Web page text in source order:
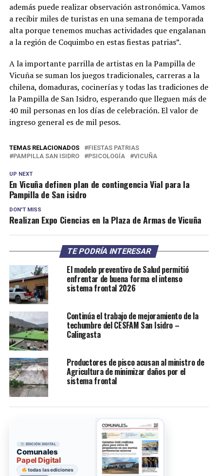
además puede realizar observación astronómica. Vamos
a recibir miles de turistas en una semana de temporada
alta porque tenemos muchas actividades que engalanan
a la región de Coquimbo en estas fiestas patrias”.
A la importante parrilla de artistas en la Pampilla de
Vicuña se suman los juegos tradicionales, carreras a la
chilena, domaduras, cocinerías y todas las tradiciones de
la Pampilla de San Isidro, esperando que lleguen más de
40 mil personas en los días de celebración. El valor de
ingreso general es de mil pesos.
TEMAS RELACIONADOS
FIESTAS PATRIAS
PAMPILLA SAN ISIDRO
PSICOLOGÍA VICUÑA
UP NEXT
En Vicuña definen plan de contingencia Vial para la
Pampilla de San isidro
DON'T MISS
Realizan Expo Ciencias en la Plaza de Armas de Vicuña
TE PODRÍA INTERESAR
El modelo preventivo de Salud permitió
enfrentar de buena forma el intenso
sistema frontal 2026
Continúa el trabajo de mejoramiento de la
techumbre del CESFAM San Isidro –
Calingasta
Productores de pisco acusan al ministro de
Agricultura de minimizar daños por el
sistema frontal
EDICIÓN DIGITAL
Comunales
Papel Digital
todas las ediciones